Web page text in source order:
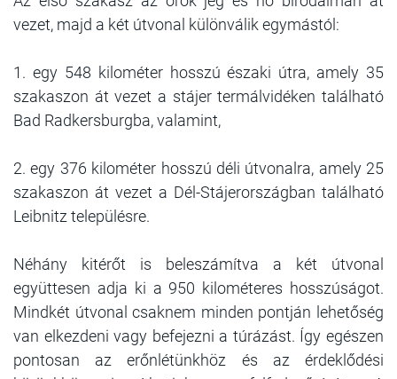
vezet, majd a két útvonal különválik egymástól:
1. egy 548 kilométerhosszú északi útra, amely 35
szakaszon át vezet a stájer termálvidéken található
Bad Radkersburgba, valamint,
2. egy 376 kilométer hosszú déli útvonalra, amely 25
szakaszon át vezet a Dél-Stájerországban található
Leibnitz településre.
Néhány kitérőt is beleszámítva a két útvonal
együttesen adja ki a 950 kilométeres hosszúságot.
Mindkét útvonal csaknem minden pontján lehetőség
van elkezdeni vagy befejezni a túrázást. Így egészen
pontosan az erőnlétünkhöz és az érdeklődési